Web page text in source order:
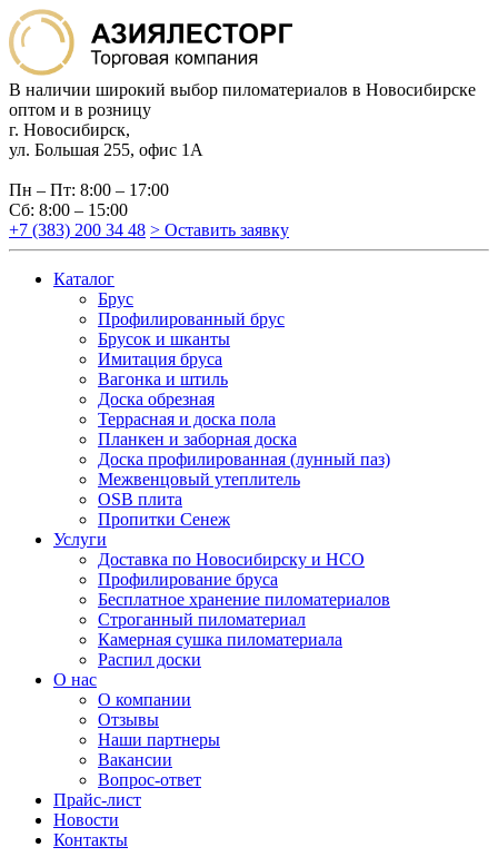
В наличии широкий выбор пиломатериалов в Новосибирске
оптом и в розницу
г. Новосибирск,
ул. Большая 255, офис 1А
Пн – Пт: 8:00 – 17:00
Сб: 8:00 – 15:00
+7 (383) 200 34 48 > Оставить заявку
Каталог
Брус
Профилированный брус
Брусок и шканты
Имитация бруса
Вагонка и штиль
Доска обрезная
Террасная и доска пола
Планкен и заборная доска
Доска профилированная (лунный паз)
Межвенцовый утеплитель
OSB плита
Пропитки Сенеж
Услуги
Доставка по Новосибирску и НСО
Профилирование бруса
Бесплатное хранение пиломатериалов
Строганный пиломатериал
Камерная сушка пиломатериала
Распил доски
О нас
О компании
Отзывы
Наши партнеры
Вакансии
Вопрос-ответ
Прайс-лист
Новости
Контакты